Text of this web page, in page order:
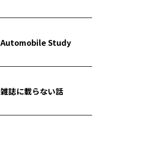
Automobile Study
雑誌に載らない話